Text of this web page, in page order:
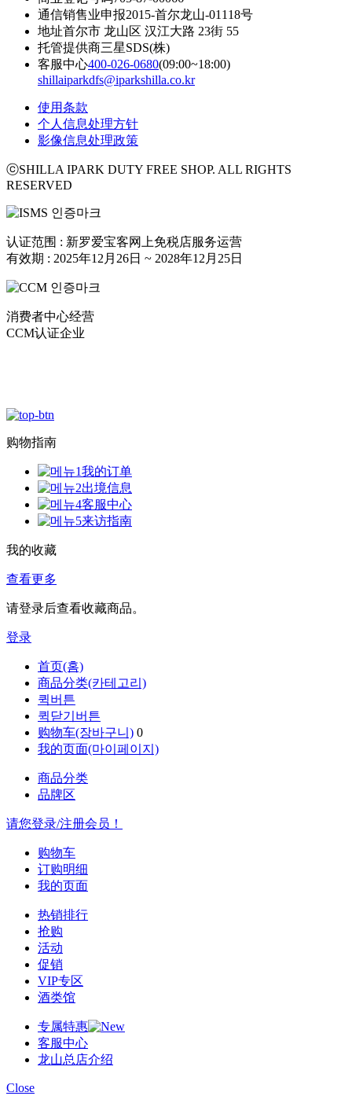
通信销售业申报2015-首尔龙山-01118号
地址首尔市 龙山区 汉江大路 23街 55
托管提供商三星SDS(株)
客服中心400-026-0680(09:00~18:00)
shillaiparkdfs@iparkshilla.co.kr
使用条款
个人信息处理方针
影像信息处理政策
ⓒSHILLA IPARK DUTY FREE SHOP. ALL RIGHTS
RESERVED
认证范围 : 新罗爱宝客网上免税店服务运营
有效期 : 2025年12月26日 ~ 2028年12月25日
消费者中心经营
CCM认证企业
购物指南
我的订单
出境信息
客服中心
来访指南
我的收藏
查看更多
请登录后查看收藏商品。
登录
首页(홈)
商品分类(카테고리)
퀵버튼
퀵닫기버튼
购物车(장바구니) 0
我的页面(마이페이지)
商品分类
品牌区
请您登录/注册会员！
购物车
订购明细
我的页面
热销排行
抢购
活动
促销
VIP专区
酒类馆
专属特惠
客服中心
龙山总店介绍
Close